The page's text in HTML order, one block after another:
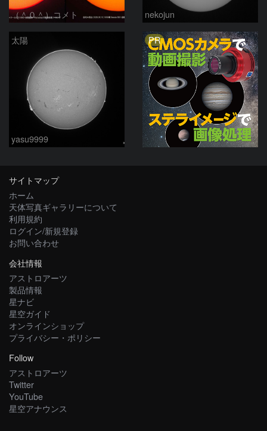
（＾０＾）コメト nekojun
太陽
yasu9999
PR
サイトマップ
ホーム
天体写真ギャラリーについて
利用規約
ログイン/新規登録
お問い合わせ
会社情報
アストロアーツ
製品情報
星ナビ
星空ガイド
オンラインショップ
プライバシー・ポリシー
Follow
アストロアーツ
Twitter
YouTube
星空アナウンス